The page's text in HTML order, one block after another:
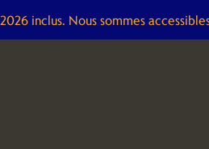
inclus. Nous sommes